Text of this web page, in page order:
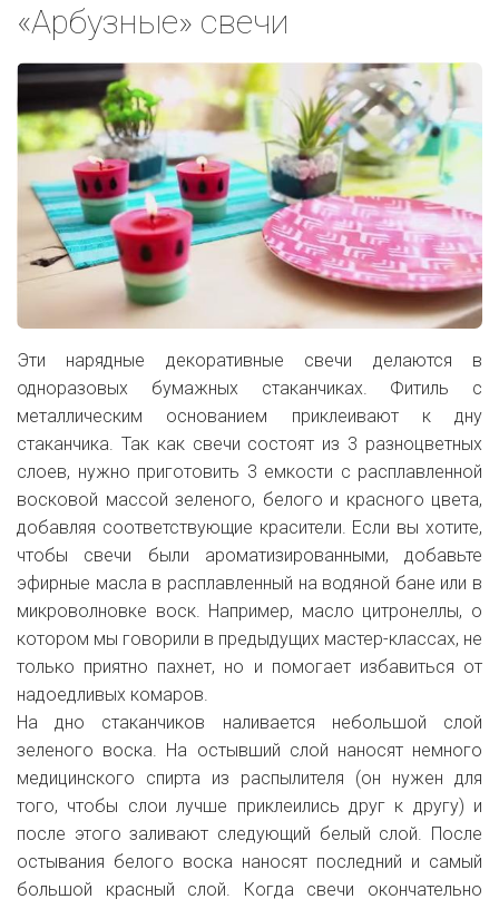
«Арбузные» свечи
Эти нарядные декоративные свечи делаются в
одноразовых бумажных стаканчиках. Фитиль с
металлическим основанием приклеивают к дну
стаканчика. Так как свечи состоят из 3 разноцветных
слоев, нужно приготовить 3 емкости с расплавленной
восковой массой зеленого, белого и красного цвета,
добавляя соответствующие красители. Если вы хотите,
чтобы свечи были ароматизированными, добавьте
эфирные масла в расплавленный на водяной бане или в
микроволновке воск. Например, масло цитронеллы, о
котором мы говорили в предыдущих мастер-классах, не
только приятно пахнет, но и помогает избавиться от
надоедливых комаров.
На дно стаканчиков наливается небольшой слой
зеленого воска. На остывший слой наносят немного
медицинского спирта из распылителя (он нужен для
того, чтобы слои лучше приклеились друг к другу) и
после этого заливают следующий белый слой. После
остывания белого воска наносят последний и самый
большой красный слой. Когда свечи окончательно